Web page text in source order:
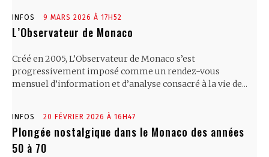
INFOS 9 MARS 2026 À 17H52
L’Observateur de Monaco
Créé en 2005, L’Observateur de Monaco s’est
progressivement imposé comme un rendez-vous
mensuel d’information et d’analyse consacré à la vie de...
INFOS 20 FÉVRIER 2026 À 16H47
Plongée nostalgique dans le Monaco des années
50 à 70